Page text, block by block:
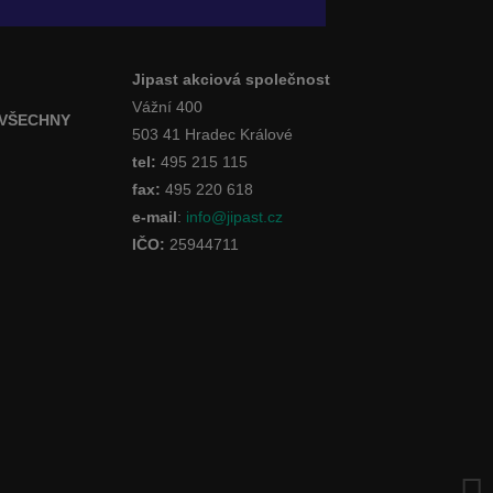
Jipast akciová společnost
Vážní 400
503 41 Hradec Králové
tel: 495 215 115
fax: 495 220 618
e-mail: info@jipast.cz
IČO: 25944711